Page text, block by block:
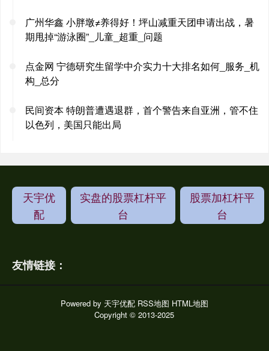
广州华鑫 小胖墩≠养得好！坪山减重天团申请出战，暑
期甩掉“游泳圈”_儿童_超重_问题
点金网 宁德研究生留学中介实力十大排名如何_服务_机
构_总分
民间资本 特朗普遭遇退群，首个警告来自亚洲，管不住
以色列，美国只能出局
天宇优
配
实盘的股票杠杆平
台
股票加杠杆平
台
友情链接：
Powered by 天宇优配 RSS地图 HTML地图
Copyright© 2013-2025